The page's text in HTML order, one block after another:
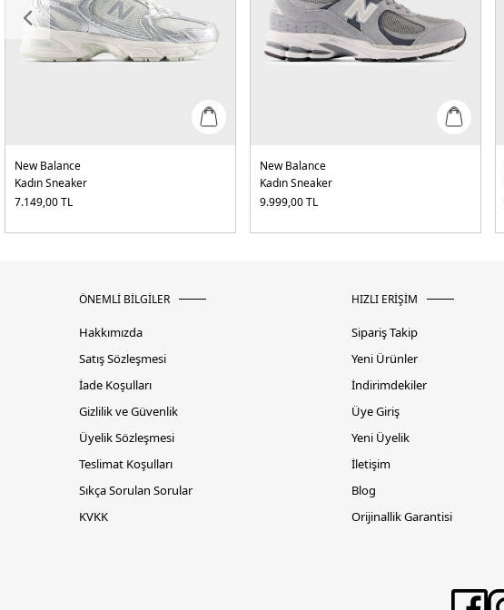
New Balance
Kadın Sneaker
7.149,00TL
New Balance
Kadın Sneaker
9.999,00TL
ÖNEMLİ BİLGİLER
Hakkımızda
Satış Sözleşmesi
İade Koşulları
Gizlilik ve Güvenlik
Üyelik Sözleşmesi
Teslimat Koşulları
Sıkça Sorulan Sorular
KVKK
HIZLI ERİŞİM
Sipariş Takip
Yeni Ürünler
İndirimdekiler
Üye Giriş
Yeni Üyelik
İletişim
Blog
Orijinallik Garantisi